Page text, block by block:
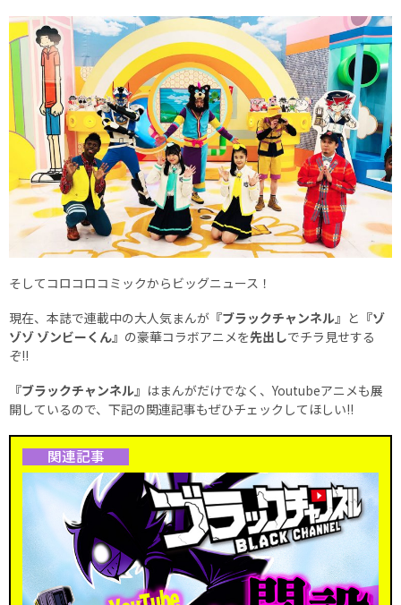
そしてコロコロコミックからビッグニュース！
現在、本誌で連載中の大人気まんが 『ブラックチャンネル』 と 『ゾ
ゾゾ ゾンビーくん』 の豪華コラボアニメを先出しでチラ見せする
ぞ!!
『ブラックチャンネル』 はまんがだけでなく、Youtubeアニメも展
開しているので、下記の関連記事もぜひチェックしてほしい!!
関連記事